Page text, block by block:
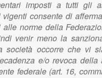
imposti a tutti gli
consente di
norme della
venir meno la
società occorre che vi
e/o revoca della
federale (art. 16,